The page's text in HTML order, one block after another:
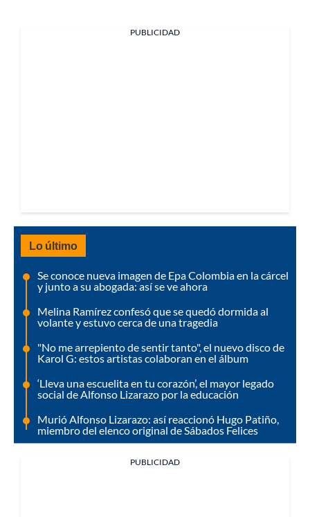
PUBLICIDAD
Lo último
Se conoce nueva imagen de Epa Colombia en la cárcel
y junto a su abogada: así se ve ahora
Melina Ramírez confesó que se quedó dormida al
volante y estuvo cerca de una tragedia
"No me arrepiento de sentir tanto", el nuevo disco de
Karol G: estos artistas colaboran en el álbum
‘Lleva una escuelita en tu corazón’, el mayor legado
social de Alfonso Lizarazo por la educación
Murió Alfonso Lizarazo: así reaccionó Hugo Patiño,
miembro del elenco original de Sábados Felices
PUBLICIDAD